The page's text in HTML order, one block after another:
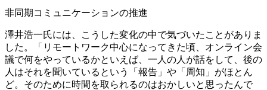
非同期コミュニケーションの推進
澤井浩一氏には、こうした変化の中で気づいたことがありま
した。「リモートワーク中心になってきた頃、オンライン会
議で何をやっているかといえば、一人の人が話をして、後の
人はそれを聞いているという「報告」や「周知」がほとん
ど。そのために時間を取られるのはおかしいと思ったんで